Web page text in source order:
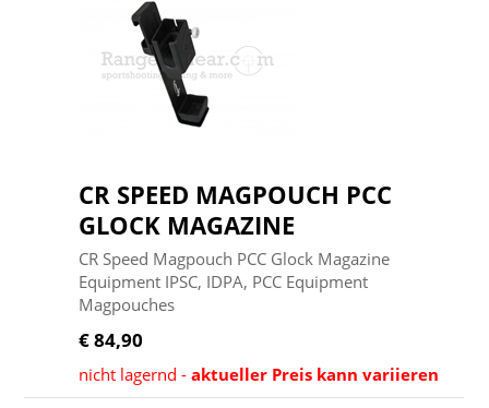
CR SPEED MAGPOUCH PCC
GLOCK MAGAZINE
CR Speed Magpouch PCC Glock Magazine
Equipment IPSC, IDPA, PCC Equipment
Magpouches
€ 84,90
nicht lagernd -aktueller Preis kann variieren